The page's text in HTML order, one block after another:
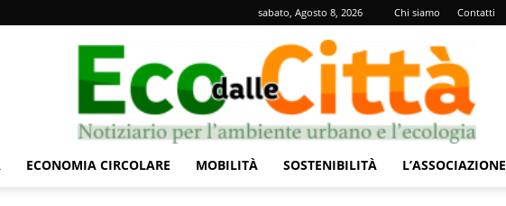
sabato, Agosto 8, 2026 Chi siamo Contatti
ECONOMIA CIRCOLARE MOBILITÀ SOSTENIBILITÀ L’ASSOCIAZIONE